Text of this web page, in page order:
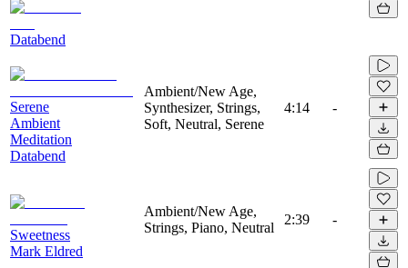
Databend
Serene
Ambient
Meditation
Databend
Ambient/New Age,
Synthesizer, Strings,
Soft, Neutral, Serene
4:14 -
Sweetness
Mark Eldred
Ambient/New Age,
Strings, Piano, Neutral
2:39 -